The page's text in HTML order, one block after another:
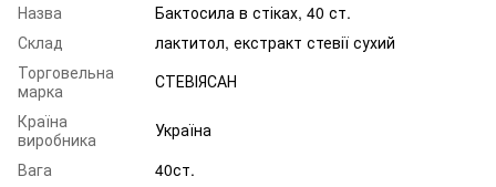
Назва
Бактосила в стіках, 40 ст.
Склад
лактитол, екстракт стевії сухий
Торговельна
марка
СТЕВІЯСАН
Країна
виробника
Україна
Вага
40ст.